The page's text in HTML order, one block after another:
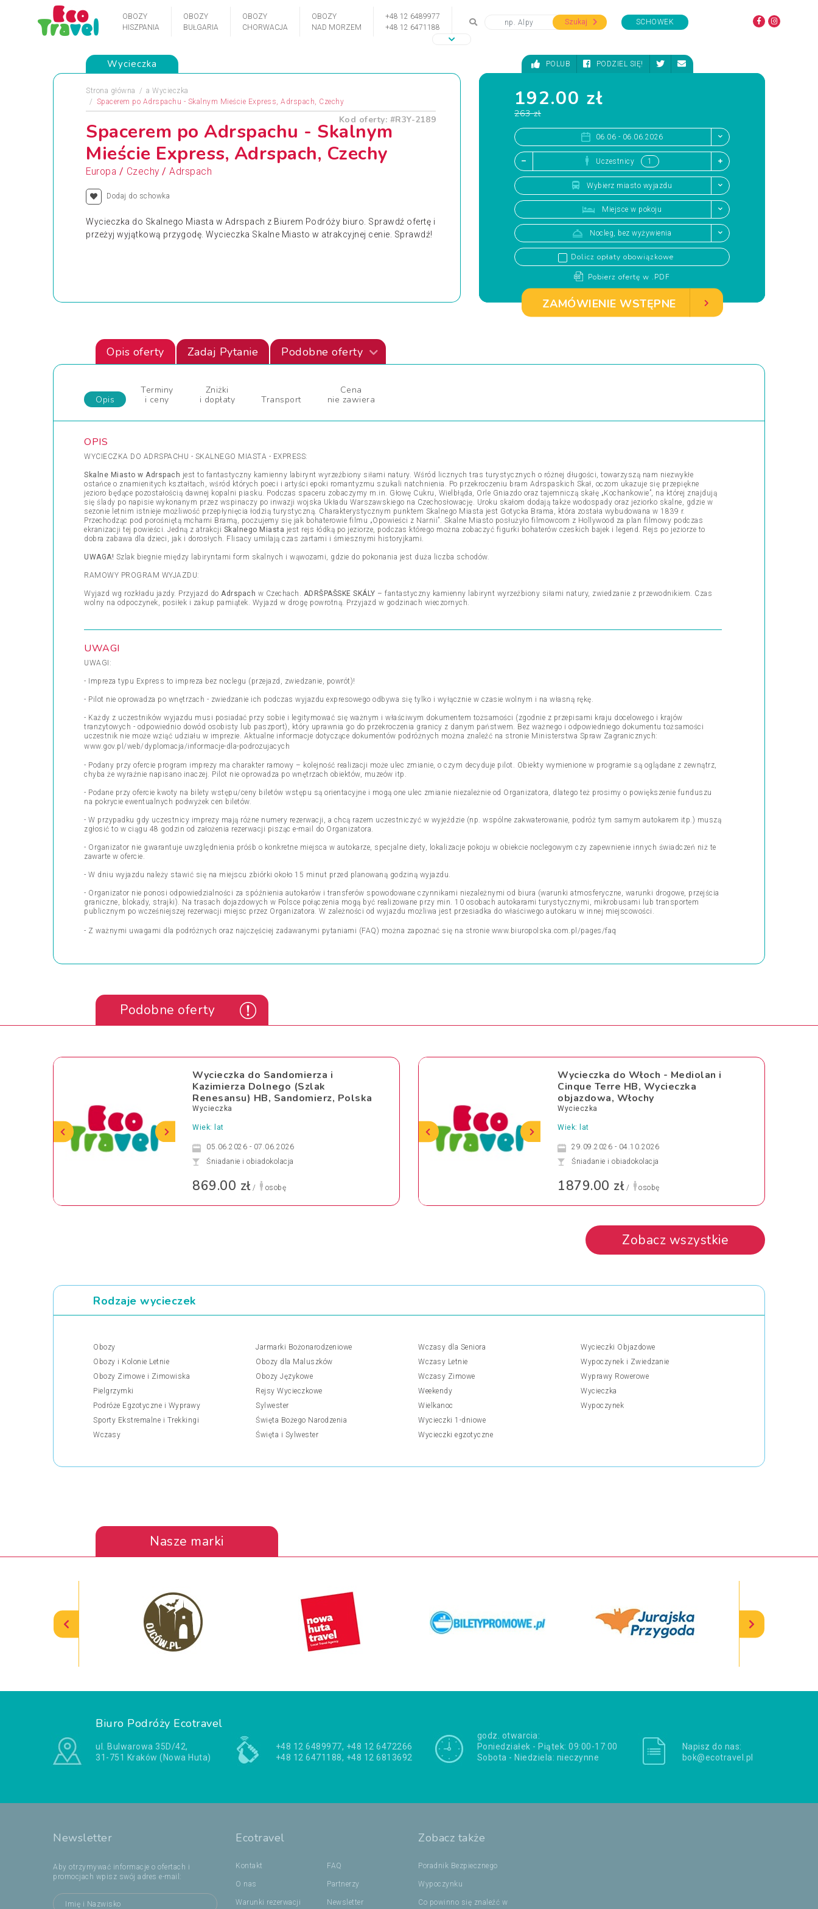
OBOZY
HISZPANIA
OBOZY
BUŁGARIA
OBOZY
CHORWACJA
OBOZY
NAD MORZEM
+48 12 6489977
+48 12 6471188
Szukaj SCHOWEK
Wycieczka
Strona główna a Wycieczka
Spacerem po Adrspachu - Skalnym Mieście Express, Adrspach, Czechy
Kod oferty: #R3Y-2189
Spacerem po Adrspachu - Skalnym
Mieście Express, Adrspach, Czechy
Europa / Czechy / Adrspach
Dodaj do schowka
Wycieczka do Skalnego Miasta w Adrspach z Biurem Podróży biuro. Sprawdź ofertę i
przeżyj wyjątkową przygodę. Wycieczka Skalne Miasto w atrakcyjnej cenie. Sprawdź!
POLUB PODZIEL SIĘ!
192.00 zł
263 zł
06.06 - 06.06.2026
Uczestnicy
Wybierz miasto wyjazdu
Miejsce w pokoju
Nocleg, bez wyżywienia
Dolicz opłaty obowiązkowe
Pobierz ofertę w .PDF
ZAMÓWIENIE WSTĘPNE
Opis oferty Zadaj Pytanie Podobne oferty
Opis
Terminy
i ceny
Zniżki
i dopłaty
Transport
Cena
nie zawiera
OPIS
WYCIECZKA DO ADRSPACHU - SKALNEGO MIASTA - EXPRESS:
Skalne Miasto w Adrspach jest to fantastyczny kamienny labirynt wyrzeźbiony siłami natury. Wśród licznych tras turystycznych o różnej długości, towarzyszą nam niezwykłe
ostańce o znamienitych kształtach, wśród których poeci i artyści epoki romantyzmu szukali natchnienia. Po przekroczeniu bram Adrspaskich Skał, oczom ukazuje się przepiękne
jezioro będące pozostałością dawnej kopalni piasku. Podczas spaceru zobaczymy m.in. Głowę Cukru, Wielbłąda, Orle Gniazdo oraz tajemniczą skałę „Kochankowie”, na której znajdują
się ślady po napisie wykonanym przez wspinaczy po inwazji wojska Układu Warszawskiego na Czechosłowację. Uroku skałom dodają także wodospady oraz jeziorko skalne, gdzie w
sezonie letnim istnieje możliwość przepłynięcia łodzią turystyczną. Charakterystycznym punktem Skalnego Miasta jest Gotycka Brama, która została wybudowana w 1839 r.
Przechodząc pod porośniętą mchami Bramą, poczujemy się jak bohaterowie filmu „Opowieści z Narnii”. Skalne Miasto posłużyło filmowcom z Hollywood za plan filmowy podczas
ekranizacji tej powieści. Jedną z atrakcji Skalnego Miasta jest rejs łódką po jeziorze, podczas którego można zobaczyć figurki bohaterów czeskich bajek i legend. Rejs po jeziorze to
dobra zabawa dla dzieci, jak i dorosłych. Flisacy umilają czas żartami i śmiesznymi historyjkami.
UWAGA! Szlak biegnie między labiryntami form skalnych i wąwozami, gdzie do pokonania jest duża liczba schodów.
RAMOWY PROGRAM WYJAZDU:
Wyjazd wg rozkładu jazdy. Przyjazd do Adrspach w Czechach. ADRŠPAŠSKE SKÁLY – fantastyczny kamienny labirynt wyrzeźbiony siłami natury, zwiedzanie z przewodnikiem. Czas
wolny na odpoczynek, posiłek i zakup pamiątek. Wyjazd w drogę powrotną. Przyjazd w godzinach wieczornych.
UWAGI
UWAGI:
- Impreza typu Express to impreza bez noclegu (przejazd, zwiedzanie, powrót)!
- Pilot nie oprowadza po wnętrzach - zwiedzanie ich podczas wyjazdu expresowego odbywa się tylko i wyłącznie w czasie wolnym i na własną rękę.
- Każdy z uczestników wyjazdu musi posiadać przy sobie i legitymować się ważnym i właściwym dokumentem tożsamości (zgodnie z przepisami kraju docelowego i krajów
tranzytowych - odpowiednio dowód osobisty lub paszport), który uprawnia go do przekroczenia granicy z danym państwem. Bez ważnego i odpowiedniego dokumentu tożsamości
uczestnik nie może wziąć udziału w imprezie. Aktualne informacje dotyczące dokumentów podróżnych można znaleźć na stronie Ministerstwa Spraw Zagranicznych:
www.gov.pl/web/dyplomacja/informacje-dla-podrozujacych
- Podany przy ofercie program imprezy ma charakter ramowy – kolejność realizacji może ulec zmianie, o czym decyduje pilot. Obiekty wymienione w programie są oglądane z zewnątrz,
chyba że wyraźnie napisano inaczej. Pilot nie oprowadza po wnętrzach obiektów, muzeów itp.
- Podane przy ofercie kwoty na bilety wstępu/ceny biletów wstępu są orientacyjne i mogą one ulec zmianie niezależnie od Organizatora, dlatego też prosimy o powiększenie funduszu
na pokrycie ewentualnych podwyżek cen biletów.
- W przypadku gdy uczestnicy imprezy mają różne numery rezerwacji, a chcą razem uczestniczyć w wyjeździe (np. wspólne zakwaterowanie, podróż tym samym autokarem itp.) muszą
zgłosić to w ciągu 48 godzin od założenia rezerwacji pisząc e-mail do Organizatora.
- Organizator nie gwarantuje uwzględnienia próśb o konkretne miejsca w autokarze, specjalne diety, lokalizacje pokoju w obiekcie noclegowym czy zapewnienie innych świadczeń niż te
zawarte w ofercie.
- W dniu wyjazdu należy stawić się na miejscu zbiórki około 15 minut przed planowaną godziną wyjazdu.
- Organizator nie ponosi odpowiedzialności za spóźnienia autokarów i transferów spowodowane czynnikami niezależnymi od biura (warunki atmosferyczne, warunki drogowe, przejścia
graniczne, blokady, strajki). Na trasach dojazdowych w Polsce połączenia mogą być realizowane przy min. 10 osobach autokarami turystycznymi, mikrobusami lub transportem
publicznym po wcześniejszej rezerwacji miejsc przez Organizatora. W zależności od wyjazdu możliwa jest przesiadka do właściwego autokaru w innej miejscowości.
- Z ważnymi uwagami dla podróżnych oraz najczęściej zadawanymi pytaniami (FAQ) można zapoznać się na stronie www.biuropolska.com.pl/pages/faq
Podobne oferty
Wycieczka do Sandomierza i
Kazimierza Dolnego (Szlak
Renesansu) HB, Sandomierz, Polska
Wycieczka
Wiek: lat
05.06.2026 - 07.06.2026
Śniadanie i obiadokolacja
869.00 zł/ osobę
Wycieczka do Włoch - Mediolan i
Cinque Terre HB, Wycieczka
objazdowa, Włochy
Wycieczka
Wiek: lat
29.09.2026 - 04.10.2026
Śniadanie i obiadokolacja
1879.00 zł/ osobę
Zobacz wszystkie
Rodzaje wycieczek
Obozy
Obozy i Kolonie Letnie
Obozy Zimowe i Zimowiska
Pielgrzymki
Podróże Egzotyczne i Wyprawy
Sporty Ekstremalne i Trekkingi
Wczasy
Jarmarki Bożonarodzeniowe
Obozy dla Maluszków
Obozy Językowe
Rejsy Wycieczkowe
Sylwester
Święta Bożego Narodzenia
Święta i Sylwester
Wczasy dla Seniora
Wczasy Letnie
Wczasy Zimowe
Weekendy
Wielkanoc
Wycieczki 1-dniowe
Wycieczki egzotyczne
Wycieczki Objazdowe
Wypoczynek i Zwiedzanie
Wyprawy Rowerowe
Wycieczka
Wypoczynek
Nasze marki
Biuro Podróży Ecotravel
ul. Bulwarowa 35D/42,
31-751 Kraków (Nowa Huta)
+48 12 6489977, +48 12 6472266
+48 12 6471188, +48 12 6813692
godz. otwarcia:
Poniedziałek - Piątek: 09:00-17:00
Sobota - Niedziela: nieczynne
Napisz do nas:
bok@ecotravel.pl
Newsletter
Aby otrzymywać informacje o ofertach i
promocjach wpisz swój adres e-mail:
Ecotravel
Kontakt
O nas
Warunki rezerwacji
FAQ
Partnerzy
Newsletter
Zobacz także
Poradnik Bezpiecznego
Wypoczynku
Co powinno się znaleźć w